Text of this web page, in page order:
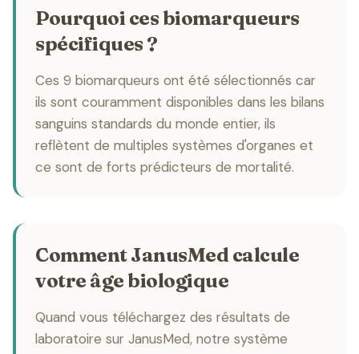
Pourquoi ces biomarqueurs
spécifiques ?
Ces 9 biomarqueurs ont été sélectionnés car
ils sont couramment disponibles dans les bilans
sanguins standards du monde entier, ils
reflètent de multiples systèmes d'organes et
ce sont de forts prédicteurs de mortalité.
Comment JanusMed calcule
votre âge biologique
Quand vous téléchargez des résultats de
laboratoire sur JanusMed, notre système